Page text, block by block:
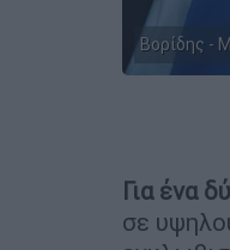
Βορίδης -
Για ένα
σε